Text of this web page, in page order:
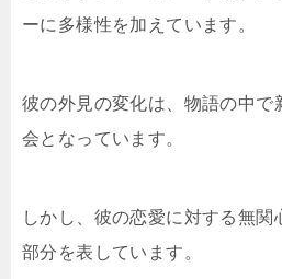
ーに多様性を加えています。
彼の外見の変化は、物語の中で
会となっています。
しかし、彼の恋愛に対する無関
部分を表しています。